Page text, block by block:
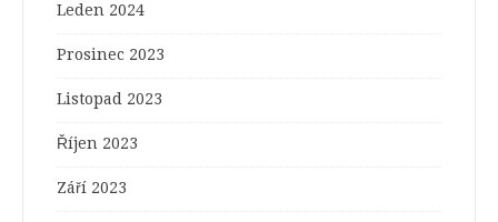
Leden 2024
Prosinec 2023
Listopad 2023
Říjen 2023
Září 2023